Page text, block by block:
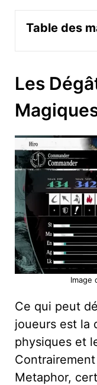
Table des
Les
Image
Ce qui peut
joueurs est la
physiques et
Metaphor,